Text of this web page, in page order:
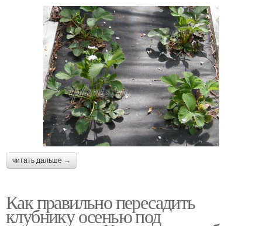
читать дальше →
Как правильно пересадить
клубнику осенью под